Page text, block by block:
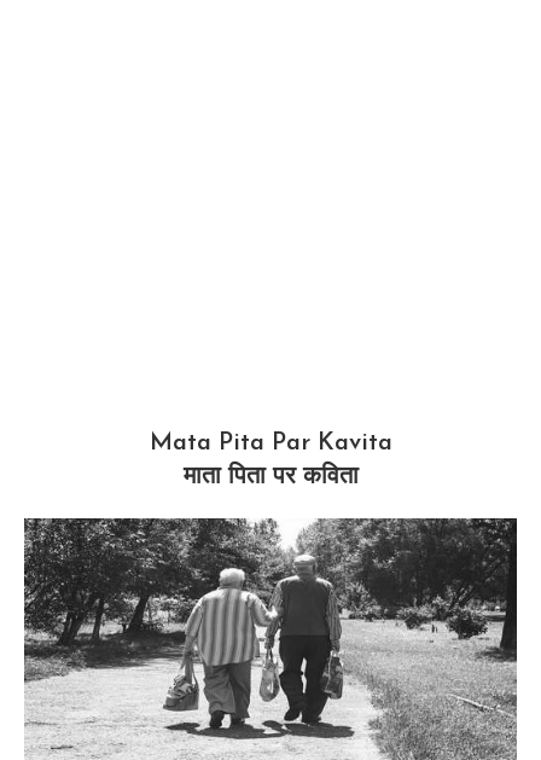
Mata Pita Par Kavita
माता पिता पर कविता